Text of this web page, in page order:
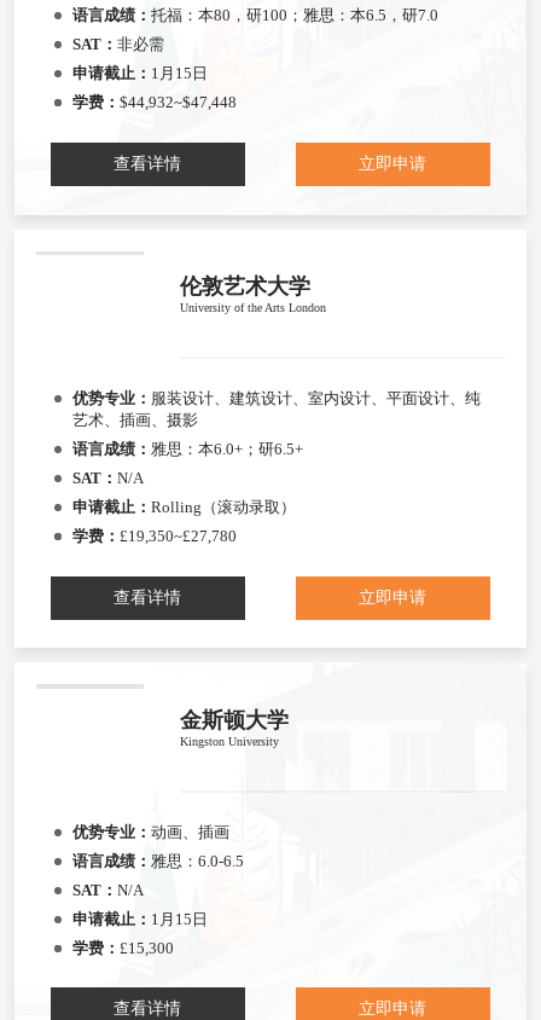
语言成绩： 托福：本80，研100；雅思：本6.5，研7.0
SAT： 非必需
申请截止： 1月15日
学费： $44,932~$47,448
查看详情 立即申请
伦敦艺术大学
University of the Arts London
优势专业： 服装设计、建筑设计、室内设计、平面设计、纯
艺术、插画、摄影
语言成绩： 雅思：本6.0+；研6.5+
SAT： N/A
申请截止： Rolling（滚动录取）
学费： £19,350~£27,780
查看详情 立即申请
金斯顿大学
Kingston University
优势专业： 动画、插画
语言成绩： 雅思：6.0-6.5
SAT： N/A
申请截止： 1月15日
学费： £15,300
查看详情 立即申请